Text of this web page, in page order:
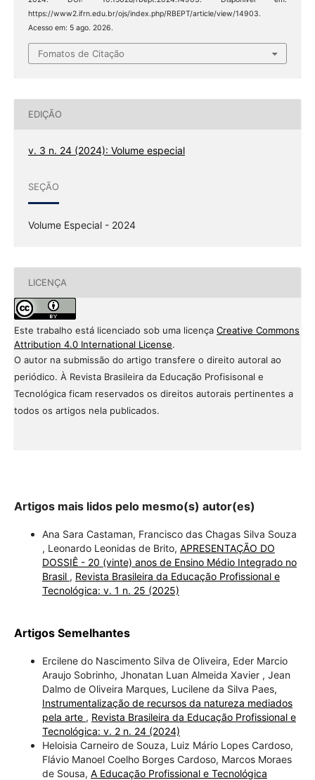
https://www2.ifrn.edu.br/ojs/index.php/RBEPT/article/view/14903.
Acesso em: 5 ago. 2026.
Fomatos de Citação
EDIÇÃO
v. 3 n. 24 (2024): Volume especial
SEÇÃO
Volume Especial - 2024
LICENÇA
Este trabalho está licenciado sob uma licença Creative Commons
Attribution 4.0 International License.
O autor na submissão do artigo transfere o direito autoral ao
periódico. À Revista Brasileira da Educação Profisisonal e
Tecnológica ficam reservados os direitos autorais pertinentes a
todos os artigos nela publicados.
Artigos mais lidos pelo mesmo(s) autor(es)
Ana Sara Castaman, Francisco das Chagas Silva Souza
, Leonardo Leonidas de Brito, APRESENTAÇÃO DO
DOSSIÊ - 20 (vinte) anos de Ensino Médio Integrado no
Brasil , Revista Brasileira da Educação Profissional e
Tecnológica: v. 1 n. 25 (2025)
Artigos Semelhantes
Ercilene do Nascimento Silva de Oliveira, Eder Marcio
Araujo Sobrinho, Jhonatan Luan Almeida Xavier , Jean
Dalmo de Oliveira Marques, Lucilene da Silva Paes,
Instrumentalização de recursos da natureza mediados
pela arte , Revista Brasileira da Educação Profissional e
Tecnológica: v. 2 n. 24 (2024)
Heloisia Carneiro de Souza, Luiz Mário Lopes Cardoso,
Flávio Manoel Coelho Borges Cardoso, Marcos Moraes
de Sousa, A Educação Profissional e Tecnológica